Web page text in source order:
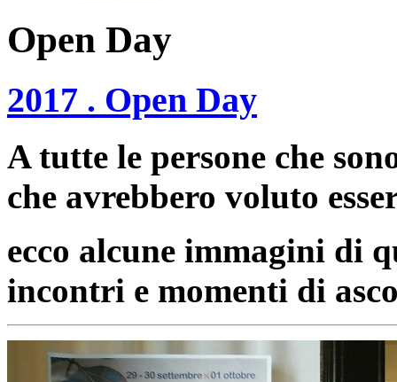
Open Day
2017 . Open Day
A tutte le persone che
che avrebbero voluto
ecco alcune immagini di
incontri e momenti di